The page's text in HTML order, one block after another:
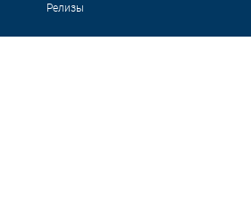
Релизы